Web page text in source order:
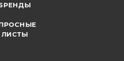
ЛИСТЫ